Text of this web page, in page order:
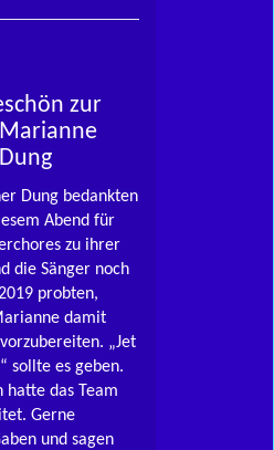
zur
Dung bedankten
Abend für
zu ihrer
die Sänger noch
probten,
damit
„Jet
sollte es geben.
hatte das Team
Gerne
und sagen